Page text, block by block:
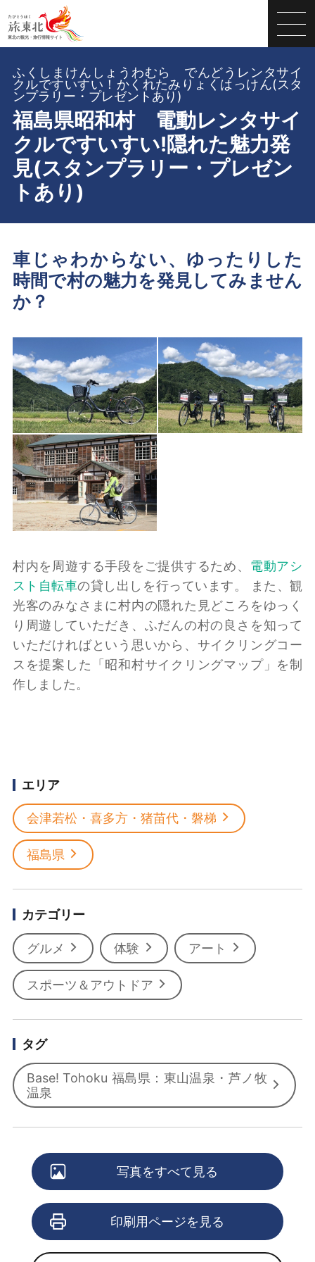
福島県昭和村 電動レンタサイ
クルですいすい!隠れた魅力発
見(スタンプラリー・プレゼン
トあり)
ふくしまけんしょうわむら でんどうレンタサイ
クルですいすい！かくれたみりょくはっけん(スタ
ンプラリー・プレゼントあり)
車じゃわからない、ゆったりした
時間で村の魅力を発見してみません
か？
村内を周遊する手段をご提供するため、 電動アシ
スト自転車の貸し出しを行っています。 また、観
光客のみなさまに村内の隠れた見どころをゆっく
り周遊していただき、ふだんの村の良さを知って
いただければという思いから、サイクリングコー
スを提案した「昭和村サイクリングマップ」を制
作しました。
エリア
会津若松・喜多方・猪苗代・磐梯
福島県
カテゴリー
グルメ 体験 アート
スポーツ＆アウトドア
タグ
Base! Tohoku 福島県：東山温泉・芦ノ牧
温泉
写真をすべて見る
印刷用ページを見る